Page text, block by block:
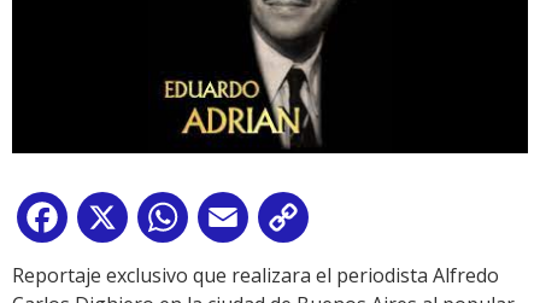
Facebook
X WhatsApp
Email
Link
Reportaje exclusivo que realizara el periodista Alfredo